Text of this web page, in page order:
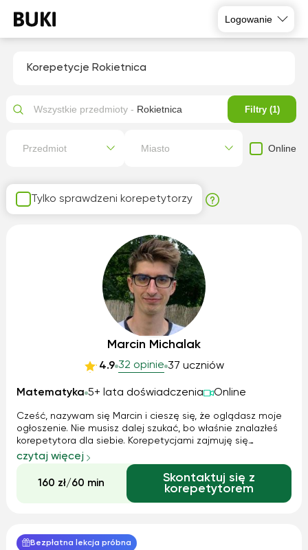
Logowanie
Korepetycje Rokietnica
Tylko sprawdzeni korepetytorzy
Marcin Michalak
4.9 32 opinie 37 uczniów
Matematyka 5+ lata doświadczenia Online
Cześć, nazywam się Marcin i cieszę się, że oglądasz moje
ogłoszenie. Nie musisz dalej szukać, bo właśnie znalazłeś
korepetytora dla siebie. Korepetycjami zajmuję się
zawodowo, czyli na pełen etat. Mam już doświadczenie w
udzielaniu korepetycji, a prowadzenie zajęć sprawia mi
ogromną radość. Miewał...
czytaj więcej
160 zł/60 min
Skontaktuj się z
korepetytorem
Bezpłatna lekcja próbna
Wszystkie przedmioty - Rokietnica Filtry (1)
Przedmiot Miasto Online